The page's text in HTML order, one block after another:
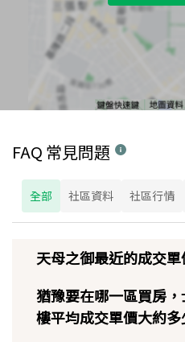
FAQ 常見問題
全部 社區資料 社區行情
天母之御最近的成交單
猶豫要在哪一區買房
樓平均成交單價大約多